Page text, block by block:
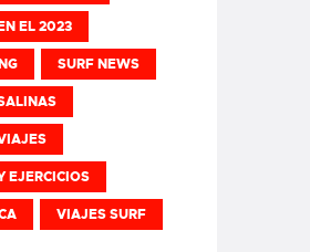
EL 2023
SURF NEWS
EJERCICIOS
VIAJES SURF